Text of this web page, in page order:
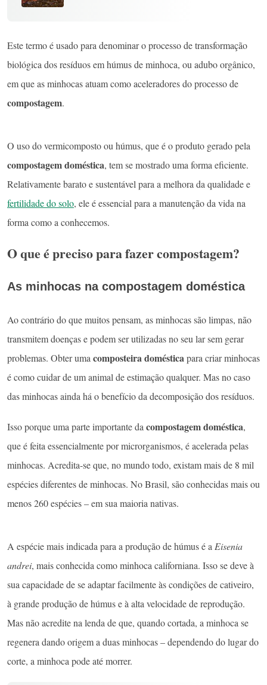
Este termo é usado para denominar o processo de transformação
biológica dos resíduos em húmus de minhoca, ou adubo orgânico,
em que as minhocas atuam como aceleradores do processo de
compostagem.
O uso do vermicomposto ou húmus, que é o produto gerado pela
compostagem doméstica, tem se mostrado uma forma eficiente.
Relativamente barato e sustentável para a melhora da qualidade e
fertilidade do solo, ele é essencial para a manutenção da vida na
forma como a conhecemos.
O que é preciso para fazer compostagem?
As minhocas na compostagem doméstica
Ao contrário do que muitos pensam, as minhocas são limpas, não
transmitem doenças e podem ser utilizadas no seu lar sem gerar
problemas. Obter uma composteira domésticapara criar minhocas
é como cuidar de um animal de estimação qualquer. Mas no caso
das minhocas ainda há o benefício da decomposição dos resíduos.
Isso porque uma parte importante da compostagemdoméstica,
que é feita essencialmente por microrganismos, é acelerada pelas
minhocas. Acredita-se que, no mundo todo, existam mais de 8 mil
espécies diferentes de minhocas. No Brasil, são conhecidas mais ou
menos 260 espécies – em sua maioria nativas.
A espécie mais indicada para a produção de húmus é a Eisenia
andrei, mais conhecida como minhoca californiana. Isso se deve à
sua capacidade de se adaptar facilmente às condições de cativeiro,
à grande produção de húmus e à alta velocidade de reprodução.
Mas não acredite na lenda de que, quando cortada, a minhoca se
regenera dando origem a duas minhocas – dependendo do lugar do
corte, a minhoca pode até morrer.